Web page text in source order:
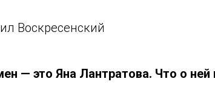
Воскресенский
— это Яна Лантратова. Что о ней